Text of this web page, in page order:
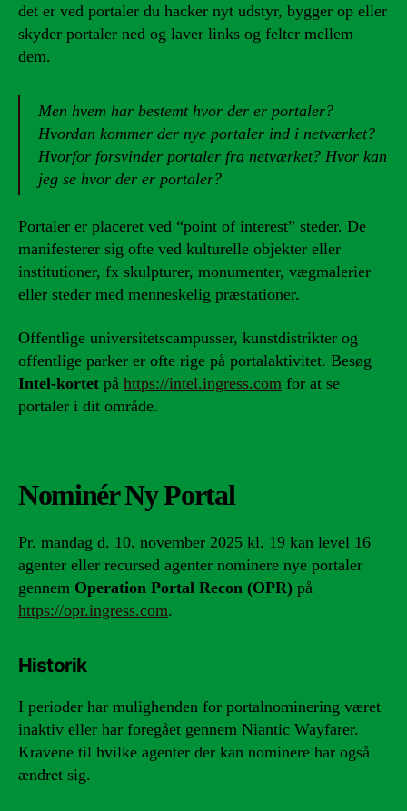
det er ved portaler du hacker nyt udstyr, bygger op eller
skyder portaler ned og laver links og felter mellem
dem.
Men hvem har bestemt hvor der er portaler?
Hvordan kommer der nye portaler ind i netværket?
Hvorfor forsvinder portaler fra netværket? Hvor kan
jeg se hvor der er portaler?
Portaler er placeret ved “point of interest” steder. De
manifesterer sig ofte ved kulturelle objekter eller
institutioner, fx skulpturer, monumenter, vægmalerier
eller steder med menneskelig præstationer.
Offentlige universitetscampusser, kunstdistrikter og
offentlige parker er ofte rige på portalaktivitet. Besøg
Intel-kortet på https://intel.ingress.com for at se
portaler i dit område.
Nominér Ny Portal
Pr. mandag d. 10. november 2025 kl. 19 kan level 16
agenter eller recursed agenter nominere nye portaler
gennem Operation Portal Recon (OPR) på
https://opr.ingress.com.
Historik
I perioder har mulighenden for portalnominering været
inaktiv eller har foregået gennem Niantic Wayfarer.
Kravene til hvilke agenter der kan nominere har også
ændret sig.